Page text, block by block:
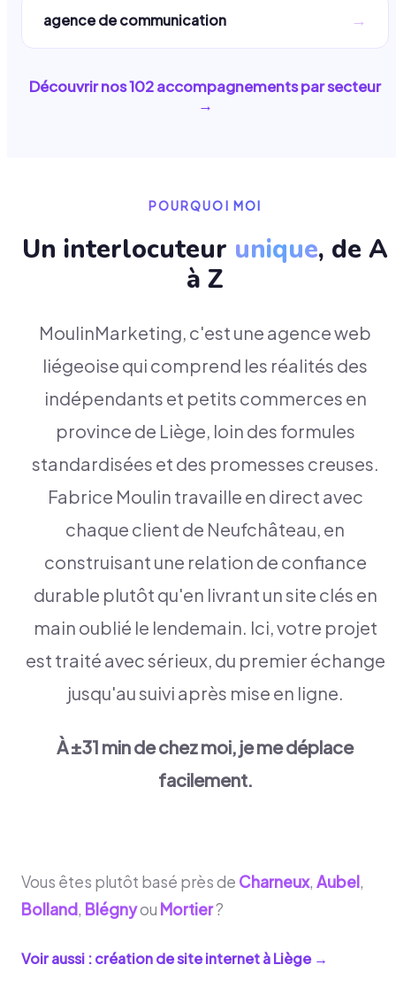
agence de communication →
Découvrir nos102accompagnements par secteur
→
POURQUOI MOI
Un interlocuteur unique, de A
à Z
MoulinMarketing, c'est une agence web
liégeoise qui comprend les réalités des
indépendants et petits commerces en
province de Liège, loin des formules
standardisées et des promesses creuses.
Fabrice Moulin travaille en direct avec
chaque client de Neufchâteau, en
construisant une relation de confiance
durable plutôt qu'en livrant un site clés en
main oublié le lendemain. Ici, votre projet
est traité avec sérieux, du premier échange
jusqu'au suivi après mise en ligne.
À ±31 min de chez moi, je me déplace
facilement.
Vous êtes plutôt basé près de Charneux, Aubel,
Bolland, Blégnyou Mortier?
Voir aussi : création de site internet àLiège→